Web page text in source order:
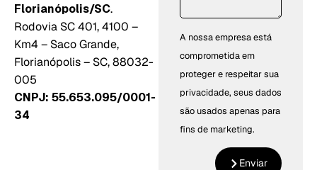
Florianópolis/SC.
Rodovia SC 401, 4100 –
Km4 – Saco Grande,
Florianópolis – SC, 88032-
005
CNPJ: 55.653.095/0001-
34
A nossa empresa está
comprometida em
proteger e respeitar sua
privacidade, seus dados
são usados apenas para
fins de marketing.
Enviar